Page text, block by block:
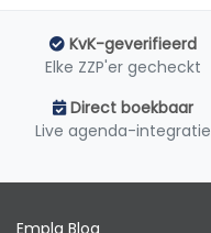
KvK-geverifieerd
Elke ZZP'er gecheckt
Direct boekbaar
Live agenda-integratie
Empla Blog